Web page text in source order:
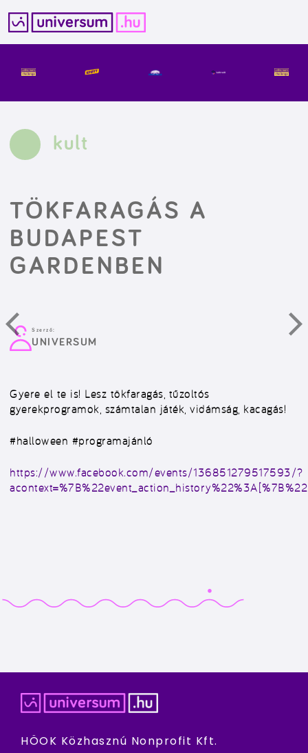
tartalomba
kult
TÖKFARAGÁS A
BUDAPEST
GARDENBEN
Szerző:
UNIVERSUM
Gyere el te is! Lesz tökfaragás, tűzoltós
gyerekprogramok, számtalan játék, vidámság, kacagás!
#halloween #programajánló
https://www.facebook.com/events/136851279517593/?
HÖOK Közhasznú Nonprofit Kft.